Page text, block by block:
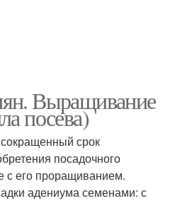
Выращивание
посева)
срок
посадочного
с его проращиванием.
адениума семенами: с